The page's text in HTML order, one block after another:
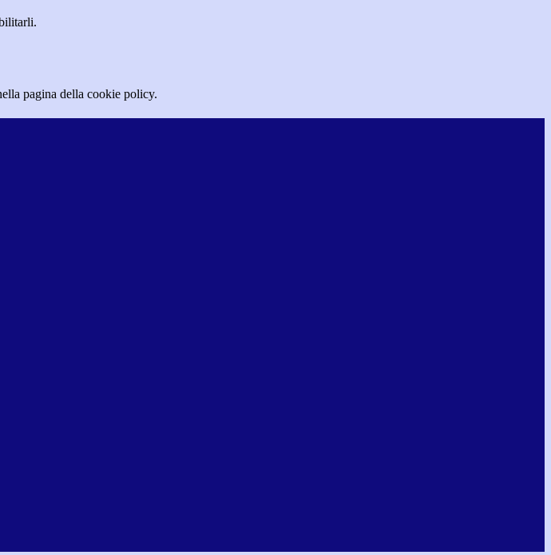
pagina della cookie policy.